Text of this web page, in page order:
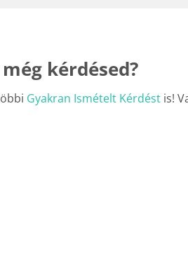
kérdésed?
Gyakran Ismételt Kérdést is!